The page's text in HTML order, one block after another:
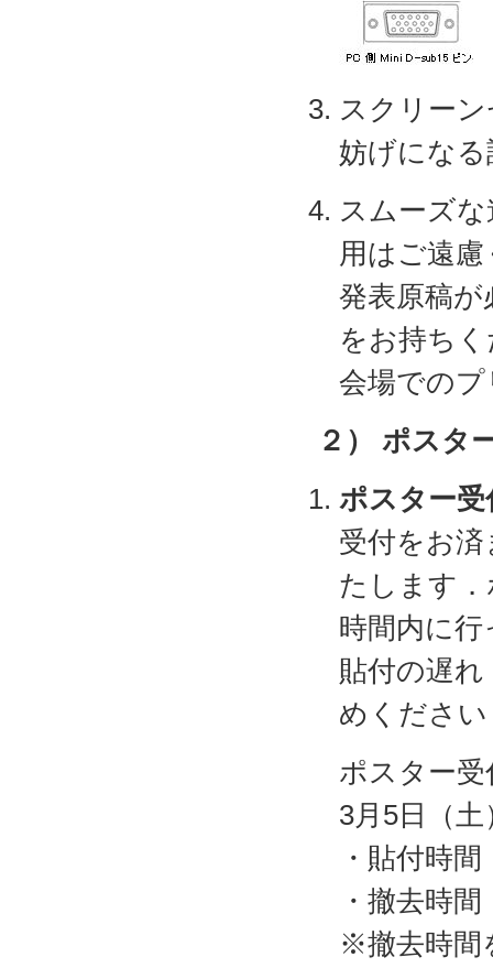
スクリー
妨げにな
スムーズ
用はご遠
発表原稿
をお持ち
会場での
２） ポスタ
ポスター
受付をお
たします
時間内に
貼付の遅
めくださ
ポスター
3月5日（
・貼付時
・撤去時
※撤去時間